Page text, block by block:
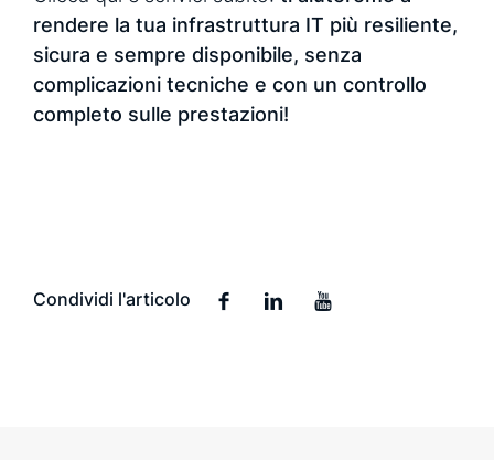
rendere la tua infrastruttura IT più resiliente,
sicura e sempre disponibile, senza
complicazioni tecniche e con un controllo
completo sulle prestazioni!
Condividi l'articolo